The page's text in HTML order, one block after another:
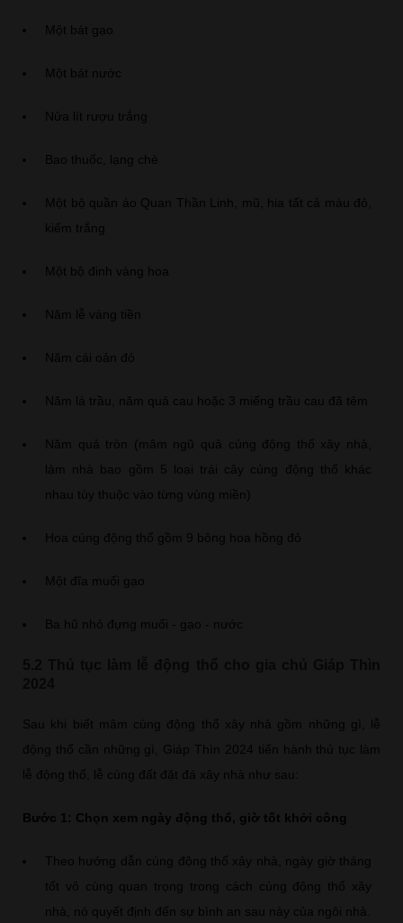
Một bát gạo
Một bát nước
Nửa lít rượu trắng
Bao thuốc, lạng chè
Một bộ quần áo Quan Thần Linh, mũ, hia tất cả màu đỏ,
kiếm trắng
Một bộ đinh vàng hoa
Năm lễ vàng tiền
Năm cái oản đỏ
Năm lá trầu, năm quả cau hoặc 3 miếng trầu cau đã têm
Năm quả tròn (mâm ngũ quả cúng động thổ xây nhà,
làm nhà bao gồm 5 loại trái cây cúng động thổ khác
nhau tùy thuộc vào từng vùng miền)
Hoa cúng động thổ gồm 9 bông hoa hồng đỏ
Một đĩa muối gạo
Ba hũ nhỏ đựng muối - gạo - nước
Sau khi biết mâm cúng động thổ xây nhà gồm những gì, lễ
động thổ cần những gì, Giáp Thìn 2024 tiến hành thủ tục làm
lễ động thổ, lễ cúng đất đặt đá xây nhà như sau:
Bước 1: Chọn xem ngày động thổ, giờ tốt khởi công
Theo hướng dẫn cúng động thổ xây nhà, ngày giờ tháng
tốt vô cùng quan trọng trong cách cúng động thổ xây
nhà, nó quyết định đến sự bình an sau này của ngôi nhà.